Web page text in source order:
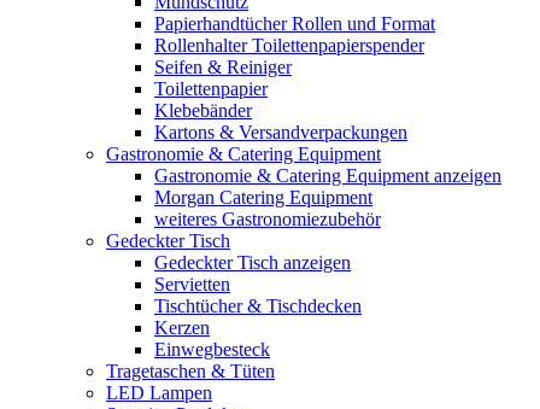
Papierhandtücher Rollen und Format
Rollenhalter Toilettenpapierspender
Seifen & Reiniger
Toilettenpapier
Klebebänder
Kartons & Versandverpackungen
Gastronomie & Catering Equipment
Gastronomie & Catering Equipment anzeigen
Morgan Catering Equipment
weiteres Gastronomiezubehör
Gedeckter Tisch
Gedeckter Tisch anzeigen
Servietten
Tischtücher & Tischdecken
Kerzen
Einwegbesteck
Tragetaschen & Tüten
LED Lampen